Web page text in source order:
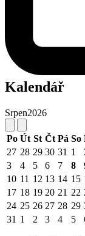
Kalendář
Srpen2026
Po Út St Čt Pá So
27 28 29 30 31 1
3
4 5 6 7 8
10 11 12 13 14 15
17 18 19 20 21 22
24 25 26 27 28 29
31 1 2 3 4 5